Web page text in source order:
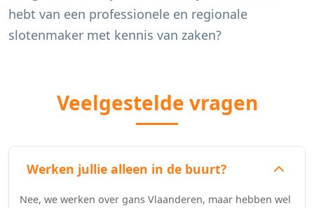
hebt van een professionele en regionale
slotenmaker met kennis van zaken?
Veelgestelde vragen
Werken jullie alleen in de buurt?
Nee, we werken over gans Vlaanderen, maar hebben wel